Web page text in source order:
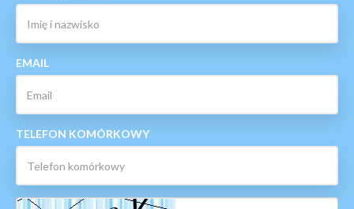
EMAIL
TELEFON KOMÓRKOWY